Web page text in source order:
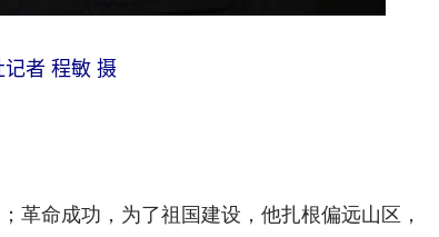
者 程敏 摄
命成功，为了祖国建设，他扎根偏远山区，